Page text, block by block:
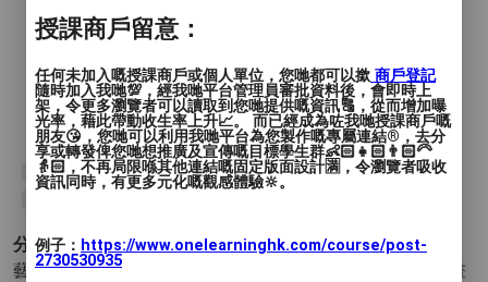
#水彩 #花卉 #watercolor #畫畫 #painting #floral
分類 :
藝術與設計 - 繪畫
- 中國畫 素描 油畫 水彩畫 水粉畫 丙烯畫
授課商戶留意：
任何未加入嘅授課商戶或個人單位，您哋都可以撳 商戶登記
隨時加入我哋💯，經我哋平台管理員審批資料後，會即時上
架，令更多瀏覽者可以讀取到您哋提供嘅資訊🔠，從而增加曝
光率，藉此帶動收生率上升📈。 而已經成為咗我哋授課商戶嘅
朋友😘，您哋可以利用我哋平台為您製作嘅專屬連結®️，去分
享或轉發俾您哋想推廣及宣傳嘅目標學生群👶🏻👧🏻👨🏻‍🦳
👵🏻，不再局限喺其他連結嘅固定版面設計🈵，令瀏覽者吸收
資訊同時，有更多元化嘅觀感體驗🔆。
例子： https://www.onelearninghk.com/course/post-
2730530935